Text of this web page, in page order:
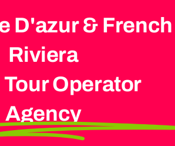
D'azur & French
Riviera
Operator
Agency